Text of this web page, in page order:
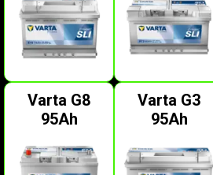
Varta G8
95Ah
Varta G3
95Ah